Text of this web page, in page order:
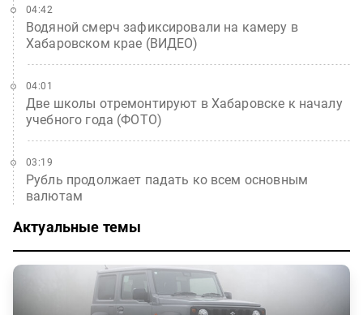
Водяной смерч зафиксировали на камеру в
Хабаровском крае (ВИДЕО)
04:42
Две школы отремонтируют в Хабаровске к началу
учебного года (ФОТО)
04:01
Рубль продолжает падать ко всем основным
валютам
03:19
Актуальные темы